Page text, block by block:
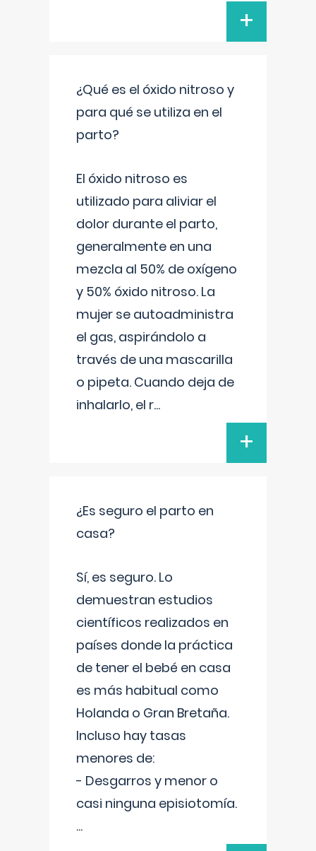
+
¿Qué es el óxido nitroso y
para qué se utiliza en el
parto?
El óxido nitroso es
utilizado para aliviar el
dolor durante el parto,
generalmente en una
mezcla al 50% de oxígeno
y 50% óxido nitroso. La
mujer se autoadministra
el gas, aspirándolo a
través de una mascarilla
o pipeta. Cuando deja de
inhalarlo, el r...
+
¿Es seguro el parto en
casa?
Sí, es seguro. Lo
demuestran estudios
científicos realizados en
países donde la práctica
de tener el bebé en casa
es más habitual como
Holanda o Gran Bretaña.
Incluso hay tasas
menores de:
- Desgarros y menor o
casi ninguna episiotomía.
...